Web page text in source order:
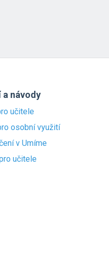
a návody
učitele
osobní využití
v Umíme
učitele